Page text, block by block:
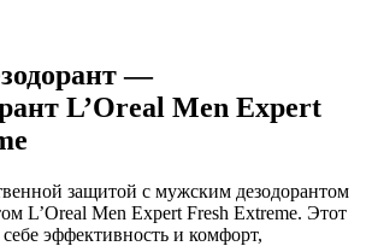
—
L’Oreal Men Expert
защитой с мужским дезодорантом
L’Oreal Men Expert Fresh Extreme. Этот
себе эффективность и комфорт,